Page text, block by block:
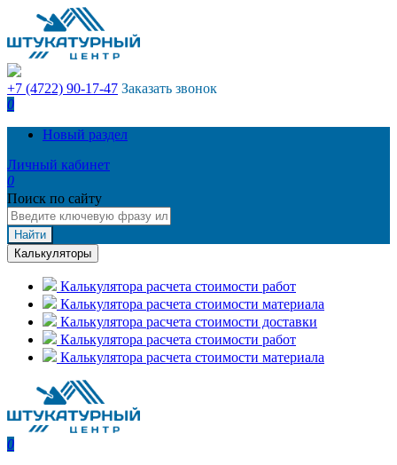
+7 (4722) 90-17-47 Заказать звонок
0
Новый раздел
Личный кабинет
0
Поиск по сайту
Найти
Калькуляторы
Калькулятора расчета стоимости работ
Калькулятора расчета стоимости материала
Калькулятора расчета стоимости доставки
Калькулятора расчета стоимости работ
Калькулятора расчета стоимости материала
0